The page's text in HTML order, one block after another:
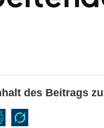
des Beitrags